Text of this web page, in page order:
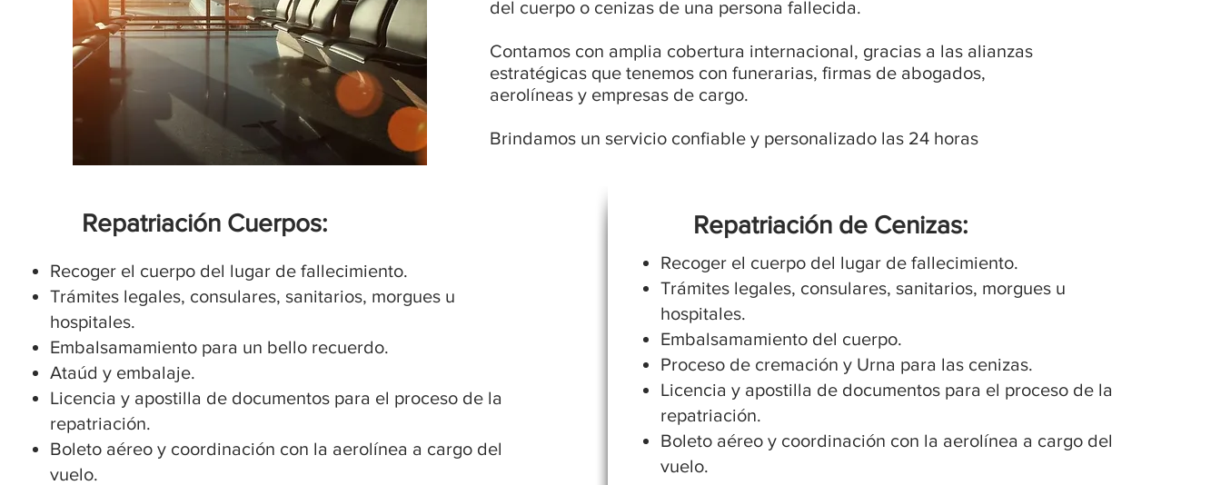
del cuerpo o cenizas de una persona fallecida.
Contamos con amplia cobertura internacional, gracias a las alianzas
estratégicas que tenemos con funerarias, firmas de abogados,
aerolíneas y empresas de cargo.
Brindamos un servicio confiable y personalizado las 24 horas
​Repatriación Cuerpos:
Recoger el cuerpo del lugar de fallecimiento.
Trámites legales, consulares, sanitarios, morgues u
hospitales.
Embalsamamiento para un bello recuerdo.
Ataúd y embalaje.
Licencia y apostilla de documentos para el proceso de la
repatriación.
Boleto aéreo y coordinación con la aerolínea a cargo del
vuelo.
Repatriación de Cenizas:
Recoger el cuerpo del lugar de fallecimiento.
Trámites legales, consulares, sanitarios, morgues u
hospitales.
Embalsamamiento del cuerpo.
Proceso de cremación y Urna para las cenizas.
Licencia y apostilla de documentos para el proceso de la
repatriación.
Boleto aéreo y coordinación con la aerolínea a cargo del
vuelo.